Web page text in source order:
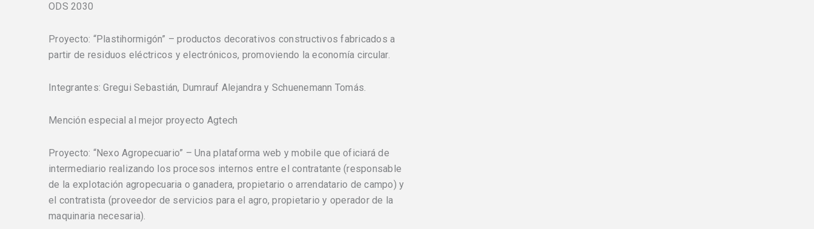
ODS 2030
Proyecto: “Plastihormigón” – productos decorativos constructivos fabricados a
partir de residuos eléctricos y electrónicos, promoviendo la economía circular.
Integrantes: Gregui Sebastián, Dumrauf Alejandra y Schuenemann Tomás.
Mención especial al mejor proyecto Agtech
Proyecto: “Nexo Agropecuario” – Una plataforma web y mobile que oficiará de
intermediario realizando los procesos internos entre el contratante (responsable
de la explotación agropecuaria o ganadera, propietario o arrendatario de campo) y
el contratista (proveedor de servicios para el agro, propietario y operador de la
maquinaria necesaria).